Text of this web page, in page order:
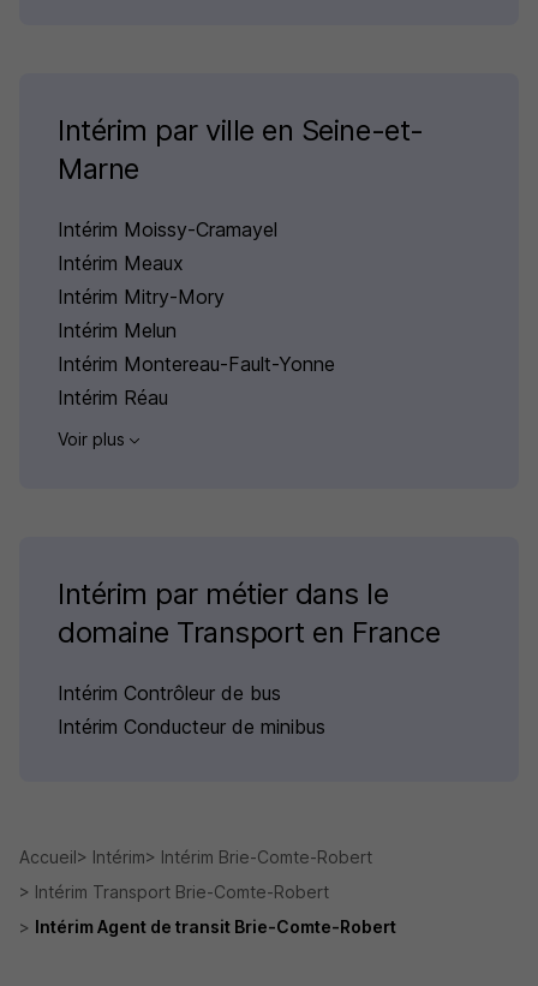
Intérim par ville en Seine-et-
Marne
Intérim Moissy-Cramayel
Intérim Meaux
Intérim Mitry-Mory
Intérim Melun
Intérim Montereau-Fault-Yonne
Intérim Réau
Voir plus
Intérim par métier dans le
domaine Transport en France
Intérim Contrôleur de bus
Intérim Conducteur de minibus
Accueil Intérim
Intérim Brie-Comte-Robert
Intérim Transport Brie-Comte-Robert
Intérim Agent de transit Brie-Comte-Robert